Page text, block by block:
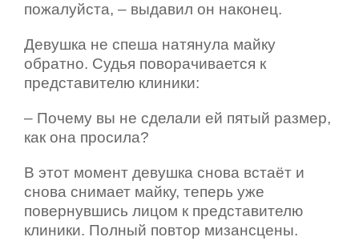
пожалуйста, – выдавил он наконец.
Девушка не спеша натянула майку
обратно. Судья поворачивается к
представителю клиники:
– Почему вы не сделали ей пятый размер,
как она просила?
В этот момент девушка снова встаёт и
снова снимает майку, теперь уже
повернувшись лицом к представителю
клиники. Полный повтор мизансцены.